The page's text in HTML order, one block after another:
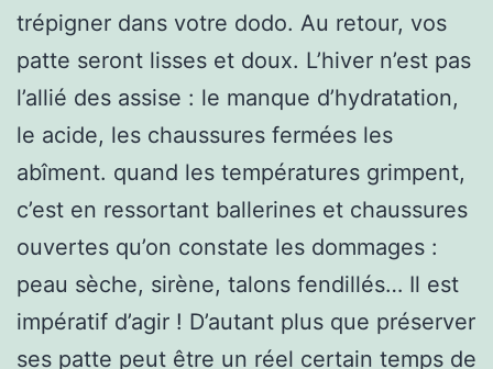
trépigner dans votre dodo. Au retour, vos
patte seront lisses et doux. L’hiver n’est pas
l’allié des assise : le manque d’hydratation,
le acide, les chaussures fermées les
abîment. quand les températures grimpent,
c’est en ressortant ballerines et chaussures
ouvertes qu’on constate les dommages :
peau sèche, sirène, talons fendillés… Il est
impératif d’agir ! D’autant plus que préserver
ses patte peut être un réel certain temps de